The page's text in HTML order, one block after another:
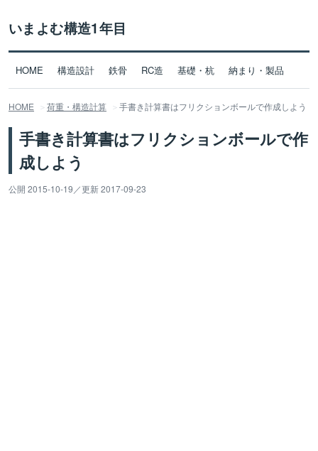
いまよむ構造1年目
HOME 構造設計 鉄骨 RC造 基礎・杭 納まり・製品
HOME 荷重・構造計算 手書き計算書はフリクションボールで作成しよう
手書き計算書はフリクションボールで作
成しよう
公開 2015-10-19 ／更新 2017-09-23